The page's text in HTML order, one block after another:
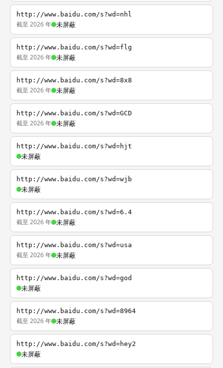
http://www.baidu.com/s?wd=nhl
截至 2026 年 未屏蔽
http://www.baidu.com/s?wd=flg
截至 2026 年 未屏蔽
http://www.baidu.com/s?wd=8x8
截至 2026 年 未屏蔽
http://www.baidu.com/s?wd=GCD
截至 2026 年 未屏蔽
http://www.baidu.com/s?wd=hjt
未屏蔽
http://www.baidu.com/s?wd=wjb
未屏蔽
http://www.baidu.com/s?wd=6.4
截至 2026 年 未屏蔽
http://www.baidu.com/s?wd=usa
截至 2026 年 未屏蔽
http://www.baidu.com/s?wd=god
未屏蔽
http://www.baidu.com/s?wd=8964
截至 2026 年 未屏蔽
http://www.baidu.com/s?wd=hey2
未屏蔽